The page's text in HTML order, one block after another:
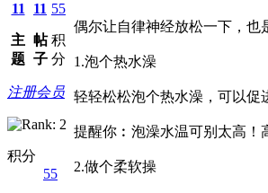
11
主
题
11
帖
子
55
积
分
注册会员
积分
55
偶尔让自律神经放松一下，也
1.泡个热水澡
轻轻松松泡个热水澡，可以促
提醒你︰泡澡水温可别太高！
2.做个柔软操